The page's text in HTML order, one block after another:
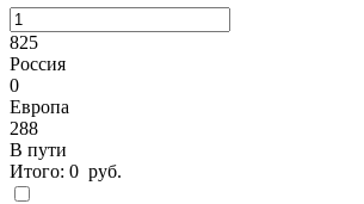
825
Россия
0
Европа
288
В пути
Итого: 0 руб.